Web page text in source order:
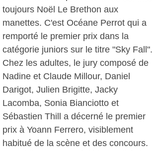
toujours Noël Le Brethon aux
manettes. C'est Océane Perrot qui a
remporté le premier prix dans la
catégorie juniors sur le titre "Sky Fall".
Chez les adultes, le jury composé de
Nadine et Claude Millour, Daniel
Darigot, Julien Brigitte, Jacky
Lacomba, Sonia Bianciotto et
Sébastien Thill a décerné le premier
prix à Yoann Ferrero, visiblement
habitué de la scène et des concours.